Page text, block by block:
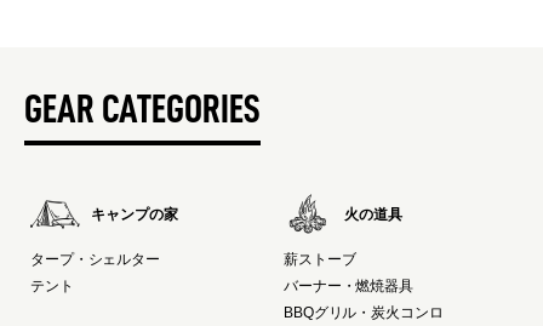
GEAR CATEGORIES
キャンプの家
タープ・シェルター
テント
火の道具
薪ストーブ
バーナー・燃焼器具
BBQグリル・炭火コンロ